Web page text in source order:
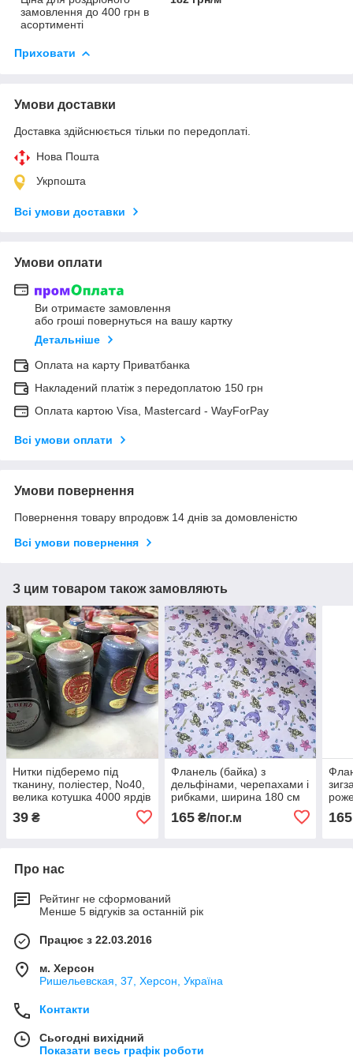
замовлення до 400 грн в
асортименті
Приховати
Умови доставки
Доставка здійснюється тільки по передоплаті.
Нова Пошта
Укрпошта
Всі умови доставки
Умови оплати
Ви отримаєте замовлення
або гроші повернуться на вашу картку
Детальніше
Оплата на карту Приватбанка
Накладений платіж з передоплатою 150 грн
Оплата картою Visa, Mastercard - WayForPay
Всі умови оплати
Умови повернення
Повернення товару впродовж 14 днів за домовленістю
Всі умови повернення
З цим товаром також замовляють
Нитки підберемо під
тканину, поліестер, No40,
велика котушка 4000 ярдів
39 ₴
Фланель (байка) з
дельфінами, черепахами і
рибками, ширина 180 см
165₴/пог.м 165
Про нас
Рейтинг не сформований
Менше 5 відгуків за останній рік
Працює з 22.03.2016
м. Херсон
Ришельевская, 37, Херсон, Україна
Контакти
Сьогодні вихідний
Показати весь графік роботи